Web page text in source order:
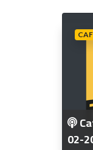
02-